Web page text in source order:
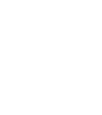
794334 AADP3 1000